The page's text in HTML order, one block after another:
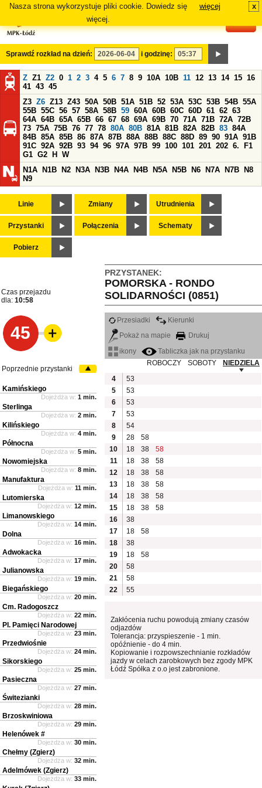
Nasza strona wykorzystuje pliki cookie. Dowiedz się
więcej.
więcej x
Sprawdź rozkład na dzień: i godzinę:
Z Z1 Z2 0 1 2 3 4 5 6 7 8 9 10A 10B 11 12 13 14 15 16
41 43 45
Z3 Z6 Z13 Z43 50A 50B 51A 51B 52 53A 53C 53B 54B 55A
55B 55C 56 57 58A 58B 59 60A 60B 60C 60D 61 62 63
64A 64B 65A 65B 66 67 68 69A 69B 70 71A 71B 72A 72B
73 75A 75B 76 77 78 80A 80B 81A 81B 82A 82B 83 84A
84B 85A 85B 86 87A 87B 88A 88B 88C 88D 89 90 91A 91B
91C 92A 92B 93 94 96 97A 97B 99 100 101 201 202 6.
F1
G1 G2 H
W
N1A
N1B N2 N3A N3B N4A N4B N5A N5B N6 N7A N7B
N8
N9
Linie Zmiany Utrudnienia
Przystanki Połączenia Schematy
Pobierz
PRZYSTANEK:
POMORSKA - RONDO
SOLIDARNOŚCI (0851)
Czas przejazdu
dla: 10:58
45
Przesiadki
Kierunki
Pokaż na mapie
Drukuj
ikony
Tabliczka jak na przystanku
ROBOCZY
SOBOTY
NIEDZIELA
4
53
5
53
6
53
7
53
8
54
9
28
58
10
18 38
58
11
18 38
58
12
18 38
58
13
18 38
58
14
18 38
58
15
18 38
58
16
38
17
18
58
18
38
19
18
58
20
58
21
58
22
55
Zakłócenia ruchu powodują zmiany czasów
odjazdów
Tolerancja: przyspieszenie - 1 min.
opóźnienie - do 4 min.
Kopiowanie i rozpowszechnianie rozkładów
jazdy w celach zarobkowych bez zgody MPK
Łódź Spółka z o.o jest zabronione.
Poprzednie przystanki
Kamińskiego
Dojeżdża w: 1 min.
Sterlinga
Dojeżdża w: 2 min.
Kilińskiego
Dojeżdża w: 4 min.
Północna
Dojeżdża w: 5 min.
Nowomiejska
Dojeżdża w: 8 min.
Manufaktura
Dojeżdża w: 11 min.
Lutomierska
Dojeżdża w: 12 min.
Limanowskiego
Dojeżdża w: 14 min.
Dolna
Dojeżdża w: 16 min.
Adwokacka
Dojeżdża w: 17 min.
Julianowska
Dojeżdża w: 19 min.
Biegańskiego
Dojeżdża w: 20 min.
Cm. Radogoszcz
Dojeżdża w: 22 min.
Pl. Pamięci Narodowej
Dojeżdża w: 23 min.
Przedwiośnie
Dojeżdża w: 24 min.
Sikorskiego
Dojeżdża w: 25 min.
Pasieczna
Dojeżdża w: 27 min.
Świtezianki
Dojeżdża w: 28 min.
Brzoskwiniowa
Dojeżdża w: 29 min.
Helenówek #
Dojeżdża w: 30 min.
Chełmy (Zgierz)
Dojeżdża w: 32 min.
Adelmówek (Zgierz)
Dojeżdża w: 33 min.